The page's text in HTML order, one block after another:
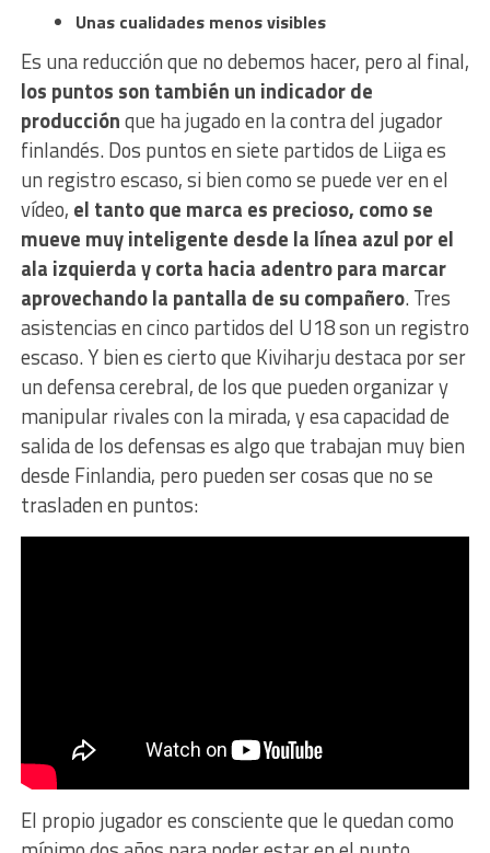
Unas cualidades menos visibles
Es una reducción que no debemos hacer, pero al final,
los puntos son también un indicador de
producciónque ha jugado en la contra del jugador
finlandés. Dos puntos en siete partidos de Liiga es
un registro escaso, si bien como se puede ver en el
vídeo, el tanto que marca es precioso, como se
mueve muy inteligente desde la línea azul por el
ala izquierda y corta hacia adentro para marcar
aprovechando la pantalla de su compañero. Tres
asistencias en cinco partidos del U18 son un registro
escaso. Y bien es cierto que Kiviharju destaca por ser
un defensa cerebral, de los que pueden organizar y
manipular rivales con la mirada, y esa capacidad de
salida de los defensas es algo que trabajan muy bien
desde Finlandia, pero pueden ser cosas que no se
trasladen en puntos:
El propio jugador es consciente que le quedan como